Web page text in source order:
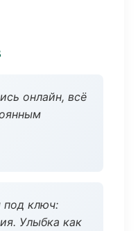
онлайн, всё
под ключ:
Улыбка как